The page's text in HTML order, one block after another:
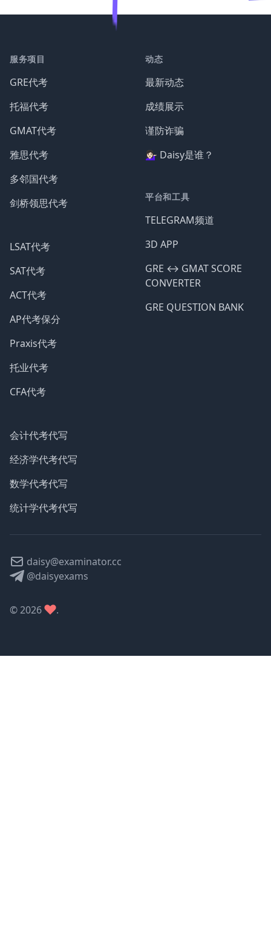
服务项目
GRE代考
托福代考
GMAT代考
雅思代考
多邻国代考
剑桥领思代考
LSAT代考
SAT代考
ACT代考
AP代考保分
Praxis代考
托业代考
CFA代考
会计代考代写
经济学代考代写
数学代考代写
统计学代考代写
动态
最新动态
成绩展示
谨防诈骗
💁🏻‍♀️ Daisy是谁？
平台和工具
TELEGRAM频道
3D APP
GRE ↔️ GMAT SCORE
CONVERTER
GRE QUESTION BANK
daisy@examinator.cc
@daisyexams
©2026 .